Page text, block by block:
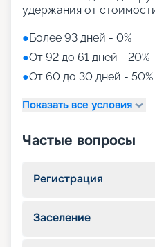
удержания от
●Более 93 дней - 0%
●От 92 до 61 дней - 20%
●От 60 до 30 дней - 50%
Показать все условия
Частые вопросы
Регистрация
Заселение